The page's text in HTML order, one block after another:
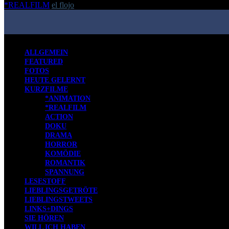
*REALFILM el flojo
ALLGEMEIN
FEATURED
FOTOS
HEUTE GELERNT
KURZFILME
*ANIMATION
*REALFILM
ACTION
DOKU
DRAMA
HORROR
KOMÖDIE
ROMANTIK
SPANNUNG
LESESTOFF
LIEBLINGSGETRÖTE
LIEBLINGSTWEETS
LINKS+DINGS
SIE HÖREN
WILL ICH HABEN